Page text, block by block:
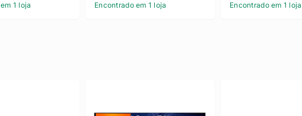
1 loja Encontrado em 1 loja Encontrado em 1 loja